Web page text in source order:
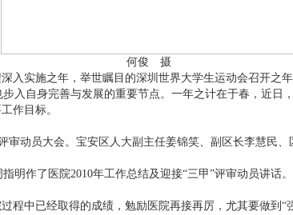
体车库。 何俊 摄
实施之年，举世瞩目的深圳世界大学生运动会召开之年
自身完善与发展的重要节点。一年之计在于春，近日，
作目标。
动员大会。宝安区人大副主任姜锦笑、副区长李慧民
作了医院2010年工作总结及迎接“三甲”评审动员讲话
中已经取得的成绩，勉励医院再接再厉，尤其要做到“